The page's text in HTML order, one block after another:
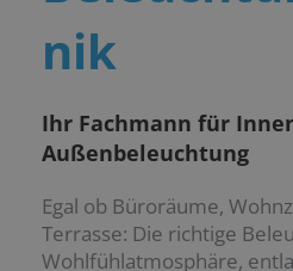
nik
Ihr Fachmann für
Außenbeleuchtung
Egal ob Büroräume,
Terrasse: Die richtige
Wohlfühlatmosphäre,